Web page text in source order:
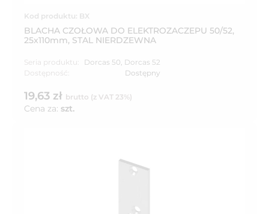
Kod produktu: BX
BLACHA CZOŁOWA DO ELEKTROZACZEPU 50/52,
25x110mm, STAL NIERDZEWNA
Seria produktu: Dorcas 50, Dorcas 52
Dostępność:
Dostępny
19,63 zł brutto (z VAT 23%)
Cena za: szt.